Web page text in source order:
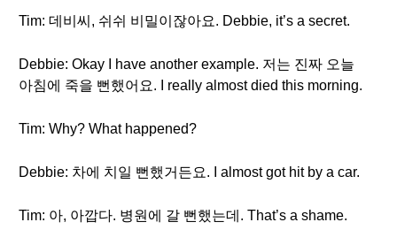
Tim: 데비씨, 쉬쉬 비밀이잖아요. Debbie, it’s a secret.
Debbie: Okay I have another example. 저는 진짜 오늘
아침에 죽을 뻔했어요. I really almost died this morning.
Tim: Why? What happened?
Debbie: 차에 치일 뻔했거든요. I almost got hit by a car.
Tim: 아, 아깝다. 병원에 갈 뻔했는데. That’s a shame.